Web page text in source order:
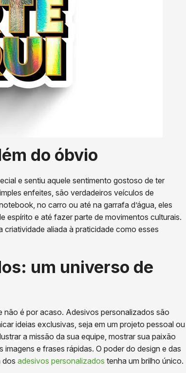
do óbvio
e sentiu aquele sentimento gostoso de ter
enfeites, são verdadeiros veículos de
no carro ou até na garrafa d’água, eles
espírito e até fazer parte de movimentos culturais.
aliada à praticidade como esses
um universo de
é por acaso. Adesivos personalizados são
ideias exclusivas, seja em um projeto pessoal ou
a missão da sua equipe, mostrar sua paixão
e frases rápidas. O poder do design e das
dos adesivos personalizados tenha um brilho único.